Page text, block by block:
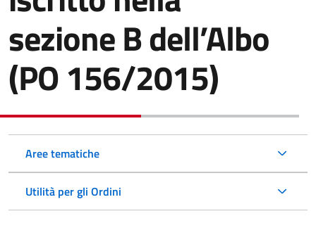
sezione B dell’Albo
(PO 156/2015)
Aree tematiche
Utilità per gli Ordini